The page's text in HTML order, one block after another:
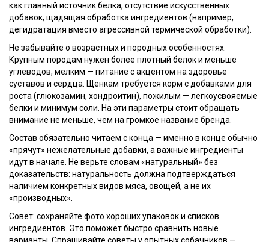
как главный источник белка, отсутствие искусственных
добавок, щадящая обработка ингредиентов (например,
дегидратация вместо агрессивной термической обработки).
Не забывайте о возрастных и породных особенностях.
Крупным породам нужен более плотный белок и меньше
углеводов, мелким — питание с акцентом на здоровье
суставов и сердца. Щенкам требуется корм с добавками для
роста (глюкозамин, хондроитин), пожилым — легкоусвояемые
белки и минимум соли. На эти параметры стоит обращать
внимание не меньше, чем на громкое название бренда.
Состав обязательно читаем с конца — именно в конце обычно
«прячут» нежелательные добавки, а важные ингредиенты
идут в начале. Не верьте словам «натуральный» без
доказательств: натуральность должна подтверждаться
наличием конкретных видов мяса, овощей, а не их
«производных».
Совет: сохраняйте фото хороших упаковок и списков
ингредиентов. Это поможет быстро сравнить новые